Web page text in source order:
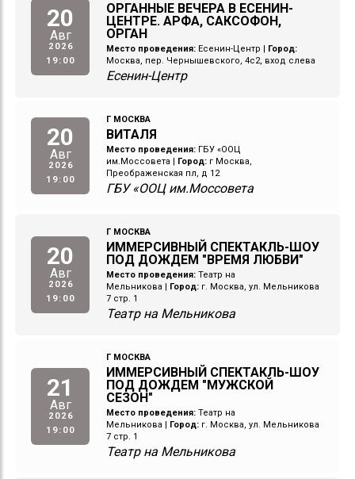
20
Авг
2026
19:00
ОРГАННЫЕ ВЕЧЕРА В ЕСЕНИН-
ЦЕНТРЕ. АРФА, САКСОФОН,
ОРГАН
Место проведения: Есенин-Центр
Город:
Москва, пер. Чернышевского, 4с2, вход слева
Есенин-Центр
20
Авг
2026
19:00
Г МОСКВА
ВИТАЛЯ
Место проведения: ГБУ «ООЦ
им.Моссовета
Город: г Москва,
Преображенская пл, д 12
ГБУ «ООЦ им.Моссовета
20
Авг
2026
19:00
Г МОСКВА
ИММЕРСИВНЫЙ СПЕКТАКЛЬ-ШОУ
ПОД ДОЖДЕМ "ВРЕМЯ ЛЮБВИ"
Место проведения: Театр на
Мельникова
Город: г. Москва, ул. Мельникова
7 стр. 1
Театр на Мельникова
21
Авг
2026
19:00
Г МОСКВА
ИММЕРСИВНЫЙ СПЕКТАКЛЬ-ШОУ
ПОД ДОЖДЕМ "МУЖСКОЙ
СЕЗОН"
Место проведения: Театр на
Мельникова
Город: г. Москва, ул. Мельникова
7 стр. 1
Театр на Мельникова